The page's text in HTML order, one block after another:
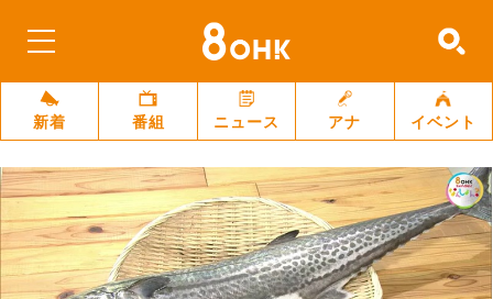
新着 番組 ニュース アナ イベント